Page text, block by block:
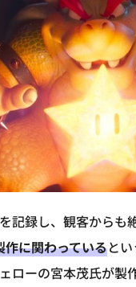
記録し、観客から
作に関わっているとい
ローの宮本茂氏が